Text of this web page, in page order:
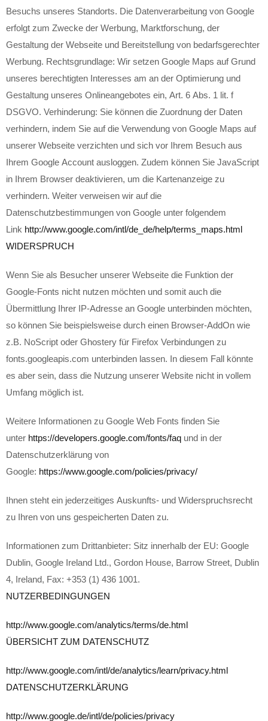
Besuchs unseres Standorts. Die Datenverarbeitung von Google
erfolgt zum Zwecke der Werbung, Marktforschung, der
Gestaltung der Webseite und Bereitstellung von bedarfsgerechter
Werbung. Rechtsgrundlage: Wir setzen Google Maps auf Grund
unseres berechtigten Interesses am an der Optimierung und
Gestaltung unseres Onlineangebotes ein, Art. 6 Abs. 1 lit. f
DSGVO. Verhinderung: Sie können die Zuordnung der Daten
verhindern, indem Sie auf die Verwendung von Google Maps auf
unserer Webseite verzichten und sich vor Ihrem Besuch aus
Ihrem Google Account ausloggen. Zudem können Sie JavaScript
in Ihrem Browser deaktivieren, um die Kartenanzeige zu
verhindern. Weiter verweisen wir auf die
Datenschutzbestimmungen von Google unter folgendem
Link http://www.google.com/intl/de_de/help/terms_maps.html
WIDERSPRUCH
Wenn Sie als Besucher unserer Webseite die Funktion der
Google-Fonts nicht nutzen möchten und somit auch die
Übermittlung Ihrer IP-Adresse an Google unterbinden möchten,
so können Sie beispielsweise durch einen Browser-AddOn wie
z.B. NoScript oder Ghostery für Firefox Verbindungen zu
fonts.googleapis.com unterbinden lassen. In diesem Fall könnte
es aber sein, dass die Nutzung unserer Website nicht in vollem
Umfang möglich ist.
Weitere Informationen zu Google Web Fonts finden Sie
unter https://developers.google.com/fonts/faq und in der
Datenschutzerklärung von
Google: https://www.google.com/policies/privacy/
Ihnen steht ein jederzeitiges Auskunfts- und Widerspruchsrecht
zu Ihren von uns gespeicherten Daten zu.
Informationen zum Drittanbieter: Sitz innerhalb der EU: Google
Dublin, Google Ireland Ltd., Gordon House, Barrow Street, Dublin
4, Ireland, Fax: +353 (1) 436 1001.
NUTZERBEDINGUNGEN
http://www.google.com/analytics/terms/de.html
ÜBERSICHT ZUM DATENSCHUTZ
http://www.google.com/intl/de/analytics/learn/privacy.html
DATENSCHUTZERKLÄRUNG
http://www.google.de/intl/de/policies/privacy